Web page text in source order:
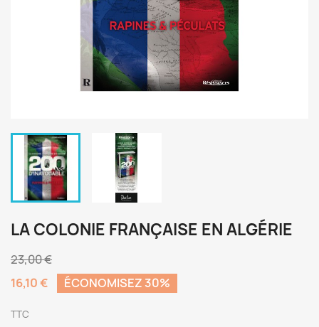
LA COLONIE FRANÇAISE EN ALGÉRIE
23,00 €
16,10 €
ÉCONOMISEZ 30%
TTC